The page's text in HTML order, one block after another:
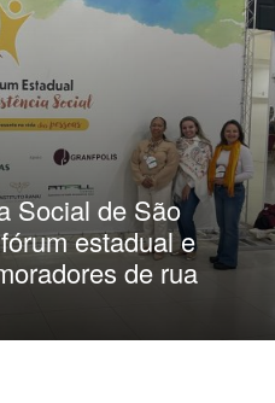
Social de São
estadual e
de rua